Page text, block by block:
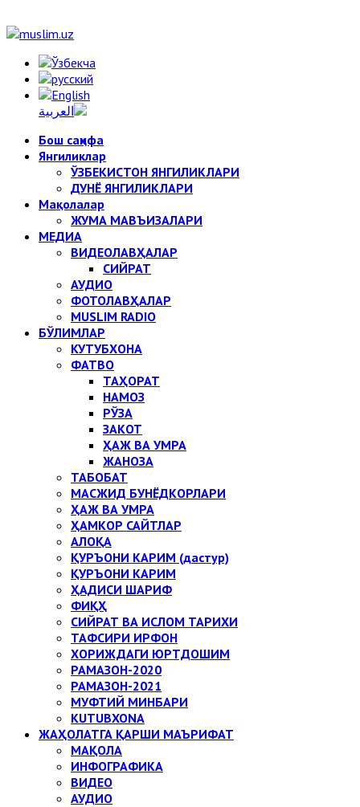
Бош саҳифа
Янгиликлар
ЎЗБЕКИСТОН ЯНГИЛИКЛАРИ
ДУНЁ ЯНГИЛИКЛАРИ
Мақолалар
ЖУМА МАВЪИЗАЛАРИ
МЕДИА
ВИДЕОЛАВҲАЛАР
СИЙРАТ
АУДИО
ФОТОЛАВҲАЛАР
MUSLIM RADIO
БЎЛИМЛАР
КУТУБХОНА
ФАТВО
ТАҲОРАТ
НАМОЗ
РЎЗА
ЗАКОТ
ҲАЖ ВА УМРА
ЖАНОЗА
ТАБОБАТ
МАСЖИД БУНЁДКОРЛАРИ
ҲАЖ ВА УМРА
ҲАМКОР САЙТЛАР
АЛОҚА
ҚУРЪОНИ КАРИМ (дастур)
ҚУРЪОНИ КАРИМ
ҲАДИСИ ШАРИФ
ФИҚҲ
СИЙРАТ ВА ИСЛОМ ТАРИХИ
ТАФСИРИ ИРФОН
ХОРИЖДАГИ ЮРТДОШИМ
РАМАЗОН-2020
РАМАЗОН-2021
МУФТИЙ МИНБАРИ
KUTUBXONA
ЖАҲОЛАТГА ҚАРШИ МАЪРИФАТ
МАҚОЛА
ИНФОГРАФИКА
ВИДЕО
АУДИО